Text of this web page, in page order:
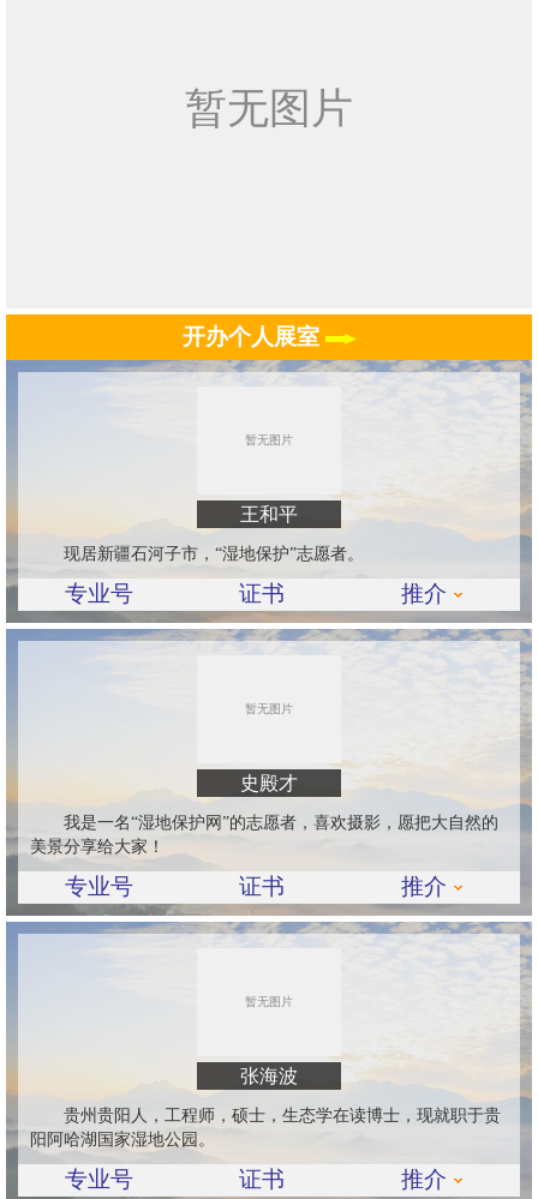
开办个人展室
王和平
现居新疆石河子市，“湿地保护”志愿者。
专业号 证书 推介
史殿才
我是一名“湿地保护网”的志愿者，喜欢摄影，愿把大自然的
美景分享给大家！
专业号 证书 推介
张海波
贵州贵阳人，工程师，硕士，生态学在读博士，现就职于贵
阳阿哈湖国家湿地公园。
专业号 证书 推介